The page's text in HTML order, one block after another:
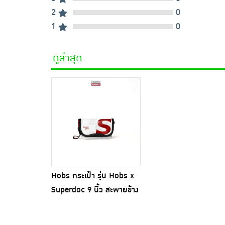
2
0
1
0
ดูล่าสุด
Hobs กระเป๋า รุ่น Hobs x
Superdoc 9 นิ้ว สะพายข้าง